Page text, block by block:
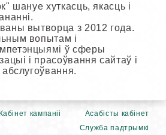
шануе хуткасць, якасць і
вытворца з 2012 года.
вопытам і
ў сферы
і прасоўвання сайтаў і
Кабінет кампаніі
Асабісты кабінет
Служба падтрымкі